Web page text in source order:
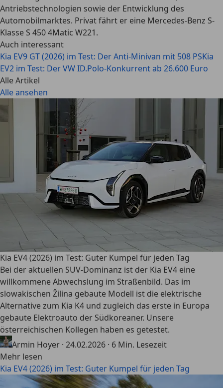
Antriebstechnologien sowie der Entwicklung des
Automobilmarktes. Privat fährt er eine Mercedes-Benz S-
Klasse S 450 4Matic W221.
Auch interessant
Kia EV9 GT (2026) im Test: Der Anti-Minivan mit 508 PSKia
EV2 im Test: Der VW ID.Polo-Konkurrent ab 26.600 Euro
Alle Artikel
Alle ansehen
Kia EV4 (2026) im Test: Guter Kumpel für jeden Tag
Bei der aktuellen SUV-Dominanz ist der Kia EV4 eine
willkommene Abwechslung im Straßenbild. Das im
slowakischen Žilina gebaute Modell ist die elektrische
Alternative zum Kia K4 und zugleich das erste in Europa
gebaute Elektroauto der Südkoreaner. Unsere
österreichischen Kollegen haben es getestet.
Armin Hoyer · 24.02.2026 · 6 Min. Lesezeit
Mehr lesen
Kia EV4 (2026) im Test: Guter Kumpel für jeden Tag